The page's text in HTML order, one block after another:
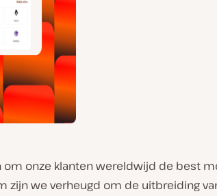
om onze klanten wereldwijd de best
zijn we verheugd om de uitbreiding